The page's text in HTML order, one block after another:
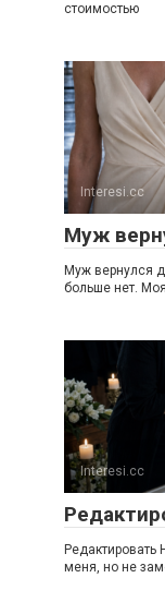
стоимостью
Interesi.cc
Муж
Муж вернулся
больше нет.
Interesi.cc
меня, но не